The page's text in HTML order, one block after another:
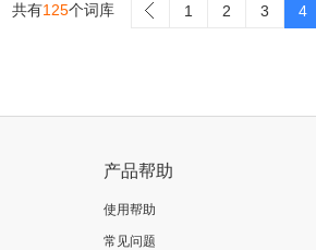
共有125个词库 1 2 3 4
产品帮助
使用帮助
常见问题